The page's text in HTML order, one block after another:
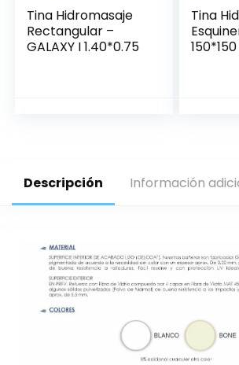
Tina Hidromasaje
Rectangular –
GALAXY I 1.40*0.75
Tina
150*150
Descripción Información